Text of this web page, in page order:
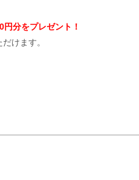
分をプレゼント！
けます。